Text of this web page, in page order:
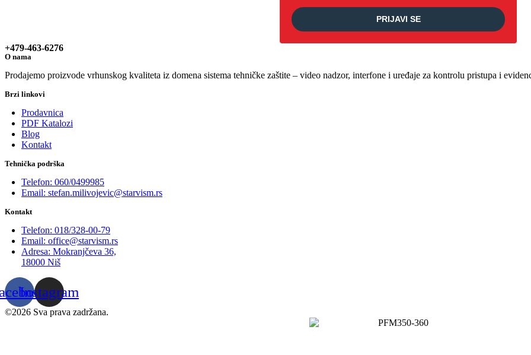
PRIJAVI SE
+479-463-6276
O nama
Prodajemo proizvode vrhunskog kvaliteta iz domena sistema tehničke zaštite – video nadzor, interfone i uređaje za kontrolu pristupa i
Brzi linkovi
Prodavnica
PDF Katalozi
Blog
Kontakt
Tehnička podrška
Telefon: 060/0499985
Email: stefan.milivojevic@starvism.rs
Kontakt
Telefon: 018/328-00-79
Email: office@starvism.rs
Adresa: Mokranjčeva 36,
18000 Niš
Instagram
©2026 Sva prava zadržana.